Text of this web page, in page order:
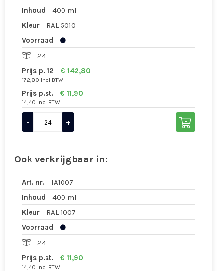
Inhoud
400 ml.
Kleur
RAL 5010
Voorraad
24
Prijs p. 12
€ 142,80
172,80 Incl BTW
Prijs p.st. € 11,90
14,40 Incl BTW
- +
Ook verkrijgbaar in:
Art. nr.
IA1007
Inhoud
400 ml.
Kleur
RAL 1007
Voorraad
24
Prijs p.st.
€ 11,90
14,40 Incl BTW